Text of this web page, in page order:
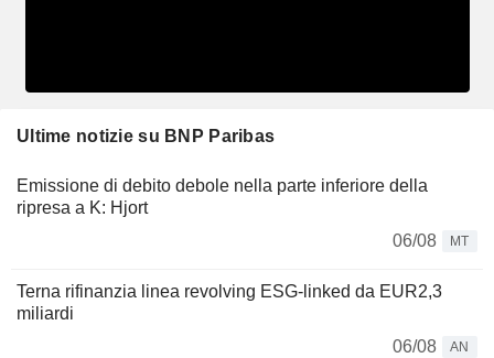
Ultime notizie su BNP Paribas
Emissione di debito debole nella parte inferiore della
ripresa a K: Hjort
06/08
MT
Terna rifinanzia linea revolving ESG-linked da EUR2,3
miliardi
06/08
AN